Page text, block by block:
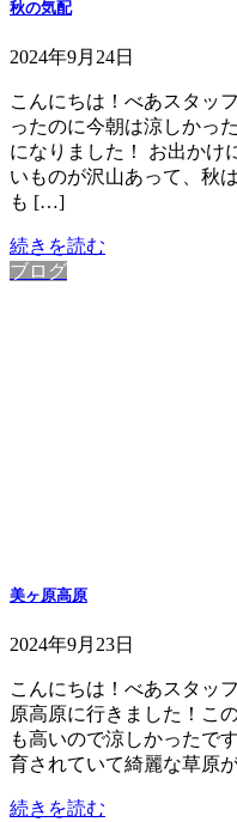
秋の気配
2024年9月24日
こんにちは！べあスタッ
ったのに今朝は涼しかっ
になりました！ お出かけ
いものが沢山あって、秋
も […]
続きを読む
ブログ
美ヶ原高原
2024年9月23日
こんにちは！べあスタッ
原高原に行きました！こ
も高いので涼しかったで
育されていて綺麗な草原
続きを読む